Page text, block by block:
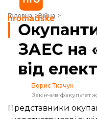
Головна Війна
Окупанти відправили
ЗАЕС на
від
Борис Ткачук
Закінчив факультет
Представники